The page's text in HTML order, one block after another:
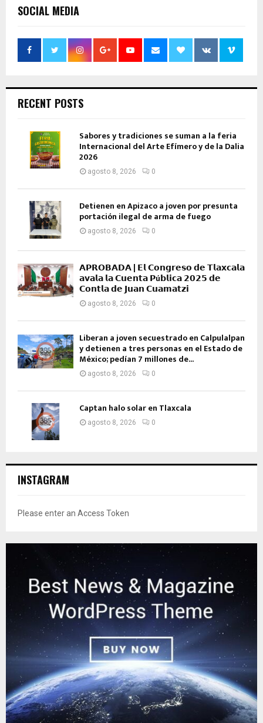
SOCIAL MEDIA
RECENT POSTS
Sabores y tradiciones se suman a la feria
Internacional del Arte Efímero y de la Dalia
2026
agosto 8, 2026 0
Detienen en Apizaco a joven por presunta
portación ilegal de arma de fuego
agosto 8, 2026 0
𝗔𝗣𝗥𝗢𝗕𝗔𝗗𝗔 | 𝗘𝗹 𝗖𝗼𝗻𝗴𝗿𝗲𝘀𝗼 𝗱𝗲 𝗧𝗹𝗮𝘅𝗰𝗮𝗹𝗮
𝗮𝘃𝗮𝗹𝗮 𝗹𝗮 𝗖𝘂𝗲𝗻𝘁𝗮 𝗣ú𝗯𝗹𝗶𝗰𝗮 𝟮𝟬𝟮𝟱 𝗱𝗲
𝗖𝗼𝗻𝘁𝗹𝗮 𝗱𝗲 𝗝𝘂𝗮𝗻 𝗖𝘂𝗮𝗺𝗮𝘁𝘇𝗶
agosto 8, 2026 0
Liberan a joven secuestrado en Calpulalpan
y detienen a tres personas en el Estado de
México; pedían 7 millones de...
agosto 8, 2026 0
Captan halo solar en Tlaxcala
agosto 8, 2026 0
INSTAGRAM
Please enter an Access Token